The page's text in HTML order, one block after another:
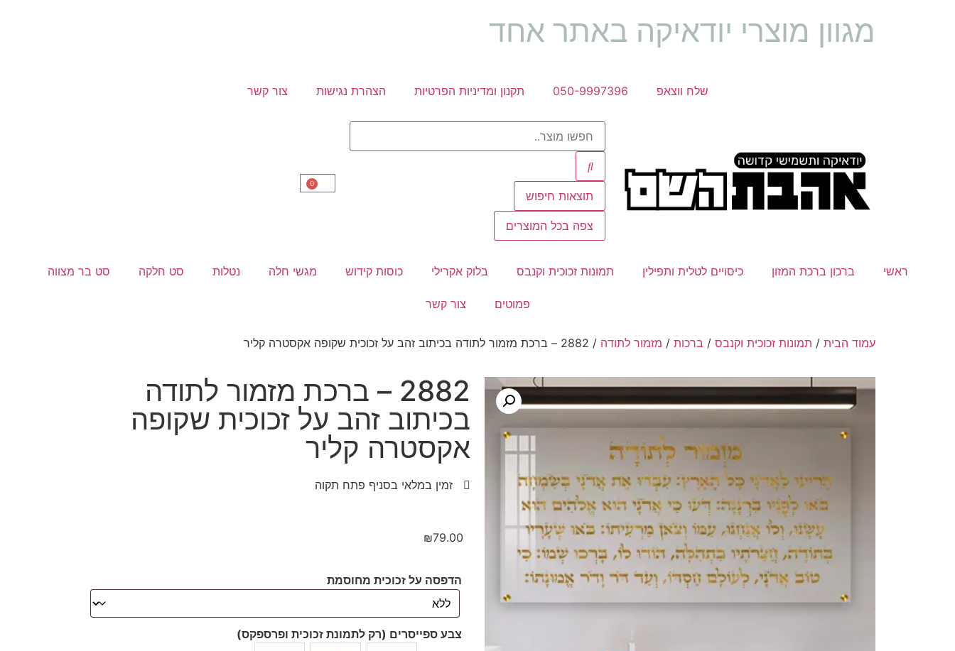
מגוון מוצרי יודאיקה באתר אחד
שלח ווצאפ 050-9997396 תקנון ומדיניות הפרטיות הצהרת נגישות צור קשר
תוצאות חיפוש
צפה בכל המוצרים
0
ראשי ברכון ברכת המזון כיסויים לטלית ותפילין תמונות זכוכית וקנבס בלוק אקרילי כוסות קידוש מגשי חלה נטלות סט חלקה סט בר מצווה
פמוטים צור קשר
עמוד הבית / תמונות זכוכית וקנבס / ברכות / מזמור לתודה / 2882 – ברכת מזמור לתודה בכיתוב זהב על זכוכית שקופה אקסטרה קליר
2882 – ברכת מזמור לתודה
בכיתוב זהב על זכוכית שקופה
אקסטרה קליר
זמין במלאי בסניף פתח תקוה
₪79.00
הדפסה על זכוכית מחוסמת
צבע ספייסרים (רק לתמונת זכוכית ופרספקס)